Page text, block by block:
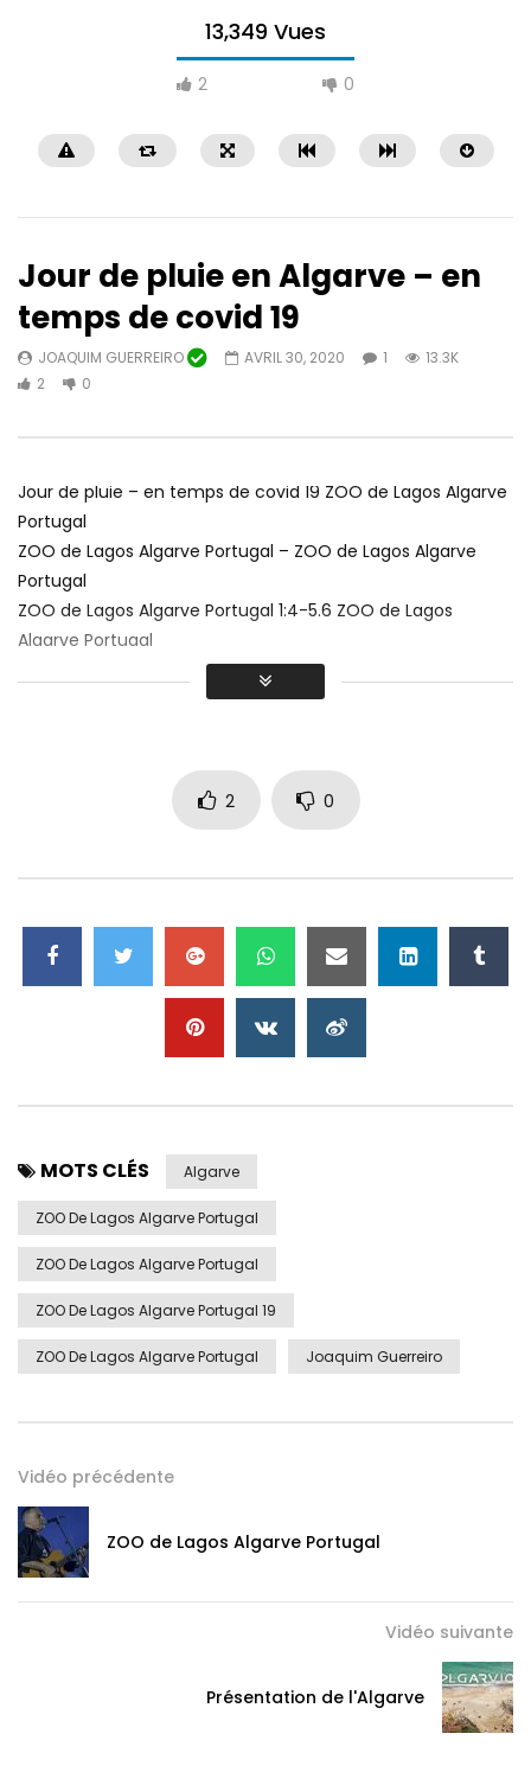
13,349 Vues
2 0
Regarder plus tard
un duo de Michael Bubble et de
PAULO RIBEIRO MUSIQUE
OCTOBRE 17, 2024
Alta Mora (Castro
FÉVRIER 6, 2023
Jour de pluie en Algarve – en
temps de covid 19
JOAQUIM GUERREIRO AVRIL 30, 2020 1
13.3K
2
0
Jour de pluie – en temps de covid 19 ZOO de Lagos Algarve
Portugal
ZOO de Lagos Algarve Portugal – ZOO de Lagos Algarve
Portugal
ZOO de Lagos Algarve Portugal 1:4-5.6 ZOO de Lagos
Algarve Portugal
2 0
MOTS CLÉS Algarve
ZOO De Lagos Algarve Portugal
ZOO De Lagos Algarve Portugal
ZOO De Lagos Algarve Portugal 19
ZOO De Lagos Algarve Portugal Joaquim Guerreiro
Vidéo précédente
ZOO de Lagos Algarve Portugal
Vidéo suivante
Présentation de l'Algarve